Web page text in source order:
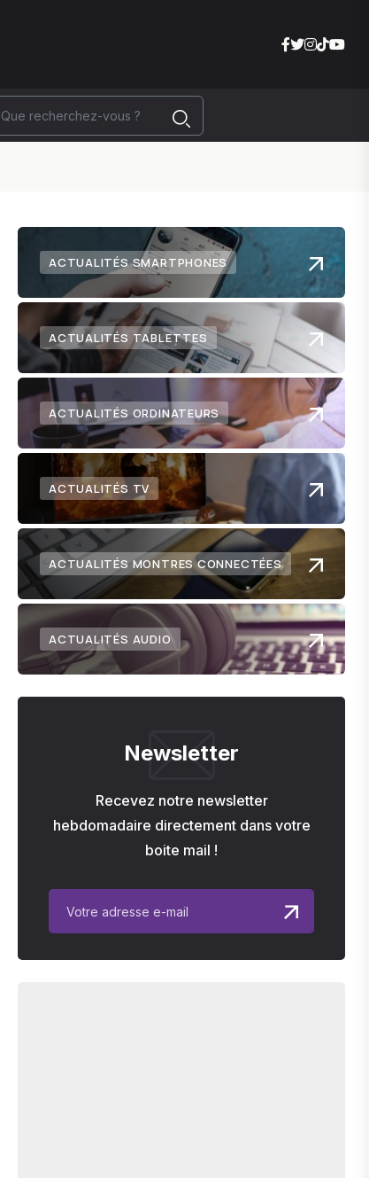
ACTUALITÉS SMARTPHONES
ACTUALITÉS TABLETTES
ACTUALITÉS ORDINATEURS
ACTUALITÉS TV
ACTUALITÉS MONTRES CONNECTÉES
ACTUALITÉS AUDIO
Newsletter
Recevez notre newsletter
hebdomadaire directement dans votre
boite mail !